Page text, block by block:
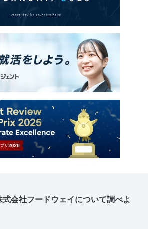
会社フードウェイについて調べよ